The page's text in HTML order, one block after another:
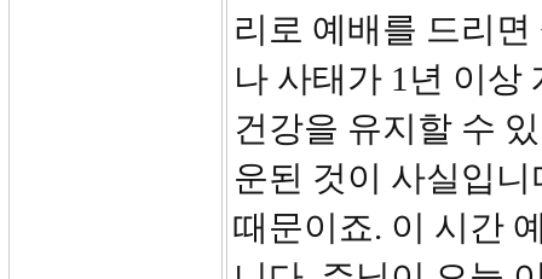
리로 예배를 드리
나 사태가 1년 이상
건강을 유지할 수
운된 것이 사실입
때문이죠. 이 시간